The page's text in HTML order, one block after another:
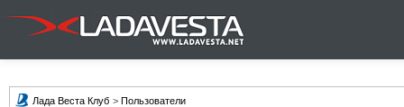
Лада Веста Клуб > Пользователи